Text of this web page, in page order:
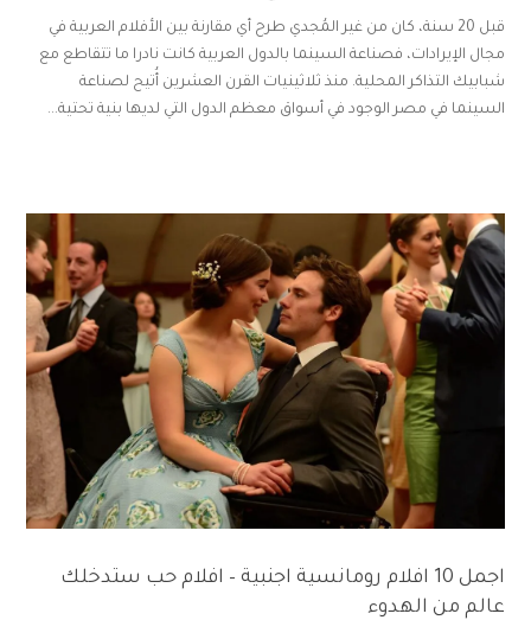
قبل 20 سنة، كان من غير المُجدي طرح أي مقارنة بين الأفلام العربية في
مجال الإيرادات، فصناعة السينما بالدول العربية كانت نادرا ما تتقاطع مع
شبابيك التذاكر المحلية. منذ ثلاثينيات القرن العشرين أُتيح لصناعة
السينما في مصر الوجود في أسواق معظم الدول التي لديها بنية تحتية...
اجمل 10 افلام رومانسية اجنبية – افلام حب ستدخلك
عالم من الهدوء